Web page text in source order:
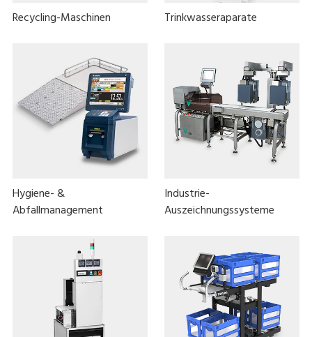
Recycling-Maschinen Trinkwasseraparate
Hygiene- &
Abfallmanagement
Industrie-
Auszeichnungssysteme